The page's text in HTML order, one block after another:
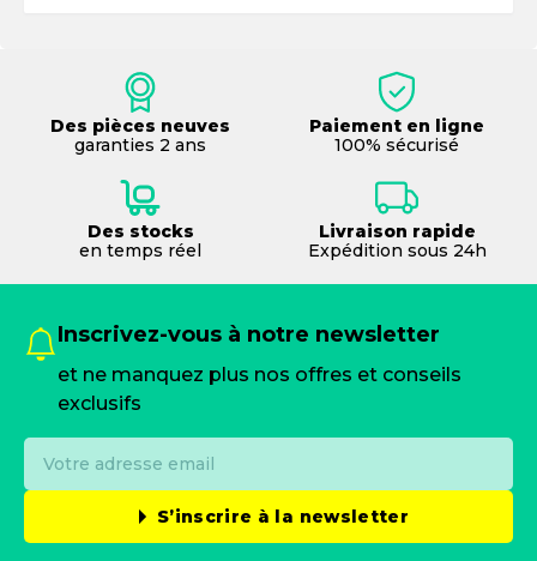
Des pièces neuves
garanties 2 ans
Paiement en ligne
100% sécurisé
Des stocks
en temps réel
Livraison rapide
Expédition sous 24h
Inscrivez-vous à notre newsletter
et ne manquez plus nos offres et conseils
exclusifs
S’inscrire à la newsletter